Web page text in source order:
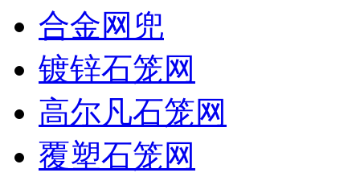
合金网兜
镀锌石笼网
高尔凡石笼网
覆塑石笼网